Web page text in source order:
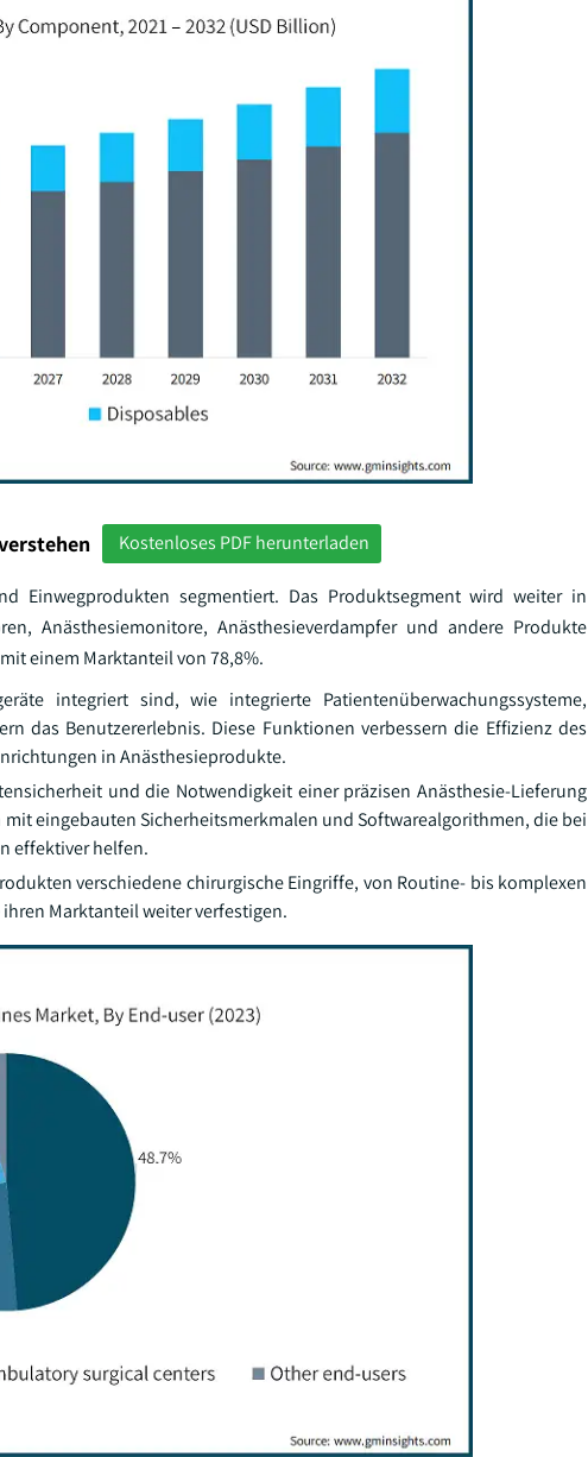
Kostenloses PDF herunterladen
Einwegprodukten segmentiert. Das Produktsegment wird weiter in
Anästhesiemonitore, Anästhesieverdampfer und andere Produkte
einem Marktanteil von 78,8%.
integriert sind, wie integrierte Patientenüberwachungssysteme,
das Benutzererlebnis. Diese Funktionen verbessern die Effizienz des
in Anästhesieprodukte.
und die Notwendigkeit einer präzisen Anästhesie-Lieferung
eingebauten Sicherheitsmerkmalen und Softwarealgorithmen, die bei
effektiver helfen.
verschiedene chirurgische Eingriffe, von Routine- bis komplexen
Marktanteil weiter verfestigen.